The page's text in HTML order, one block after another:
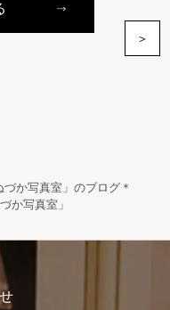
＞
か写真室」のブログ＊
か写真室」